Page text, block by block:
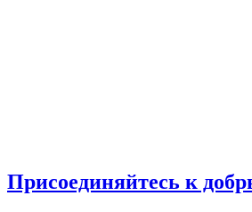
Присоединяйтесь к